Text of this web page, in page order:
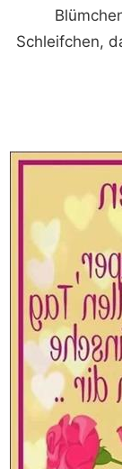
Schleifchen,